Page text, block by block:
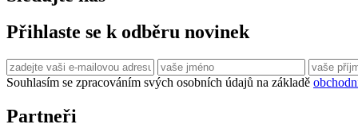
Přihlaste se k odběru novinek
Souhlasím se zpracováním svých osobních údajů na základě
Partneři